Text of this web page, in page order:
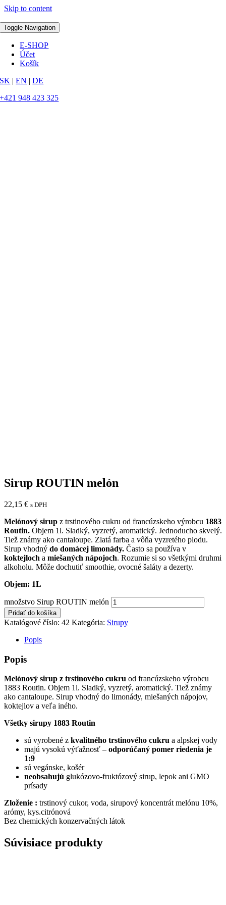
Skip to content
Toggle Navigation
E-SHOP
Účet
Košík
SK |EN |DE
+421 948 423 325
Sirup ROUTIN melón
22,15 € s DPH
Melónový sirup z trstinového cukru od francúzskeho výrobcu 1883
Routin. Objem 1l. Sladký, vyzretý, aromatický. Jednoducho skvelý.
Tiež známy ako cantaloupe. Zlatá farba a vôňa vyzretého plodu.
Sirup vhodný do domácej limonády. Často sa používa v
koktejloch a miešaných nápojoch. Rozumie si so všetkými druhmi
alkoholu. Môže dochutiť smoothie, ovocné šaláty a dezerty.
Objem: 1L
množstvo Sirup ROUTIN melón
Pridať do košíka
Katalógové číslo: 42 Kategória: Sirupy
Popis
Popis
Melónový sirup z trstinového cukru od francúzskeho výrobcu
1883 Routin. Objem 1l. Sladký, vyzretý, aromatický. Tiež známy
ako cantaloupe. Sirup vhodný do limonády, miešaných nápojov,
koktejlov a veľa iného.
Všetky sirupy 1883 Routin
sú vyrobené z kvalitného trstinového cukru a alpskej vody
majú vysokú výťažnosť – odporúčaný pomer riedenia je
1:9
sú vegánske, košér
neobsahujú glukózovo-fruktózový sirup, lepok ani GMO
prísady
Zloženie : trstinový cukor, voda, sirupový koncentrát melónu 10%,
arómy, kys.citrónová
Bez chemických konzervačných látok
Súvisiace produkty